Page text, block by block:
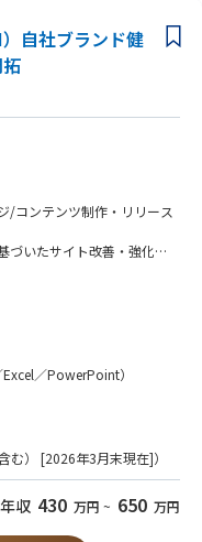
ンド・価値提案に沿った分
との連携を通じた製品の強
ケティングコンテンツおよ
ルコンテンツ、キャンペー
パートナーの管理
ンドガイドラインに沿った
管理
レベルのプロジェクトサポ
ツールトレーニング（SFD
ョンによる、マーケティン
ムとの部門横断的な協働
自社ブランド健
/コンテンツ制作・リリース
づいたサイト改善・強化
Excel／PowerPoint）
む） [2026年3月末現在]）
収 430 万円 ~ 650 万円